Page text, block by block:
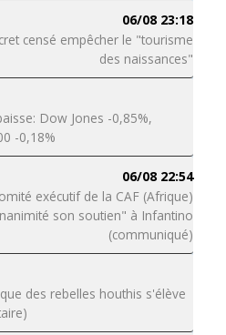
06/08 23:18
censé empêcher le "tourisme
des naissances"
Dow Jones -0,85%,
-0,18%
06/08 22:54
exécutif de la CAF (Afrique)
son soutien" à Infantino
(communiqué)
des rebelles houthis s'élève